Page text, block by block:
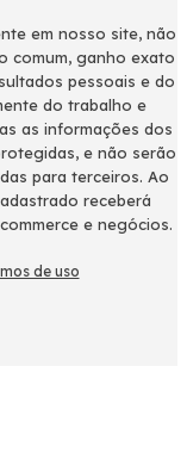
em nosso site, não
comum, ganho exato
pessoais e do
do trabalho e
as informações dos
e não serão
para terceiros. Ao
receberá
e negócios.
de uso